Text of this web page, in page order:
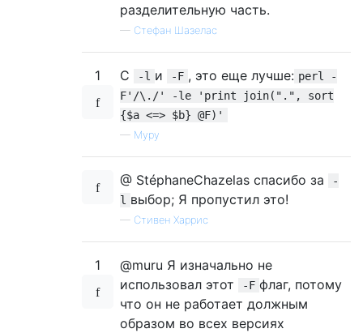
разделительную часть.
— Стефан Шазелас
1 С -l и -F , это еще лучше: perl -
F'/\./' -le 'print join(".", sort
{$a <=> $b} @F)'
— Муру
@ StéphaneChazelas спасибо за
-
l выбор; Я пропустил это!
— Стивен Харрис
1
@muru Я изначально не
использовал этот
-F флаг, потому
что он не работает должным
образом во всех версиях